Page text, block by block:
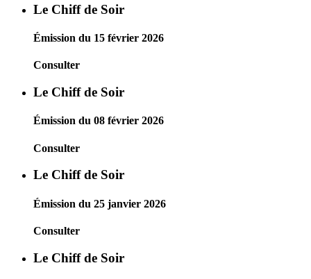
Le Chiff de Soir
Émission du 15 février 2026
Consulter
Le Chiff de Soir
Émission du 08 février 2026
Consulter
Le Chiff de Soir
Émission du 25 janvier 2026
Consulter
Le Chiff de Soir